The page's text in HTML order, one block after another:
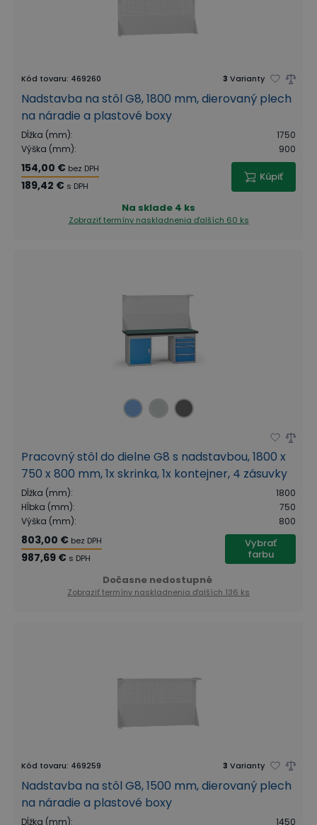
Kód tovaru: 469260 3 Varianty
Nadstavba na stôl G8, 1800 mm, dierovaný plech
na náradie a plastové boxy
Dĺžka (mm):
1750
Výška (mm): 900
154,00 € bez DPH
189,42 € s DPH
Kúpiť
Na sklade 4 ks
Zobraziť termíny naskladnenia ďalších 60 ks
Pracovný stôl do dielne G8 s nadstavbou, 1800 x
750 x 800 mm, 1x skrinka, 1x kontejner, 4 zásuvky
Dĺžka (mm):
1800
Hĺbka (mm):
750
Výška (mm): 800
803,00 € bez DPH
987,69 € s DPH
Vybrať
farbu
Dočasne nedostupné
Zobraziť termíny naskladnenia ďalších 136 ks
Kód tovaru: 469259 3 Varianty
Nadstavba na stôl G8, 1500 mm, dierovaný plech
na náradie a plastové boxy
Dĺžka (mm): 1450